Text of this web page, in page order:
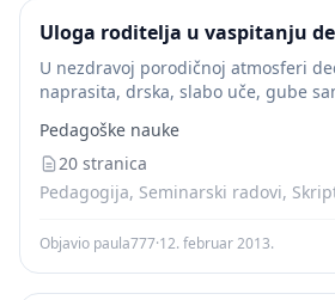
Uloga roditelja u vaspitanju
U nezdravoj porodičnoj atmosferi
naprasita, drska, slabo uče, gube
porodici treba da je vedra, prijatna...
Pedagoške nauke
20 stranica
Pedagogija, Seminarski radovi,
Objavio paula777·12. februar 2013.